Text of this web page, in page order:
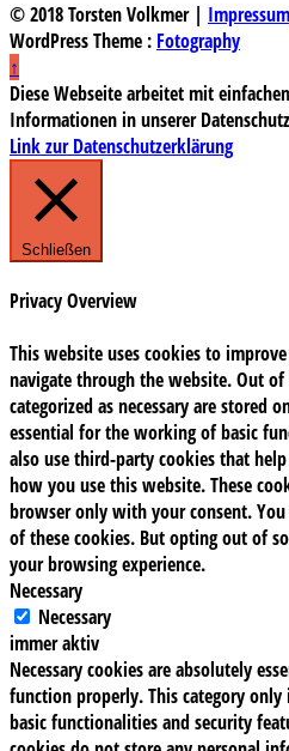
© 2018 Torsten Volkmer | Impressum
WordPress Theme : Fotography
↑
Diese Webseite arbeitet mit
Informationen in unserer
Link zur Datenschutzerklärung
Schließen
Privacy Overview
This website uses cookies to
navigate through the website. Out
categorized as necessary are stored
essential for the working of basic
also use third-party cookies that
how you use this website. These
browser only with your consent.
of these cookies. But opting out of
your browsing experience.
Necessary
Necessary
immer aktiv
Necessary cookies are absolutely
function properly. This category only
basic functionalities and security